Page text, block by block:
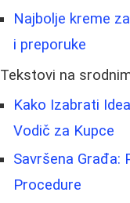
Najbolje kreme
i preporuke
Tekstovi na
Kako Izabrati
Vodič za Kupce
Savršena Građa:
Procedure